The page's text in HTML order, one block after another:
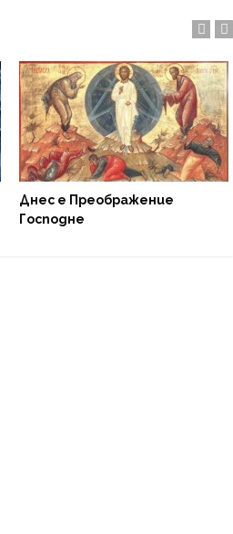
Днес е Преображение
Господне